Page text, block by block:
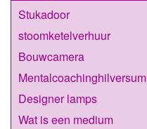
Stukadoor
stoomketelverhuur
Bouwcamera
Mentalcoachinghilversum
Designer lamps
Wat is een medium